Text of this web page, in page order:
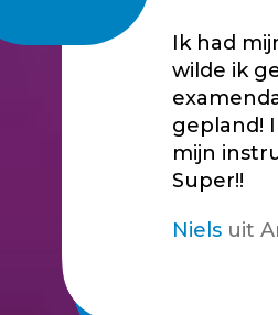
Ik had
wilde ik
gepland!
mijn
Super!!
Niels uit